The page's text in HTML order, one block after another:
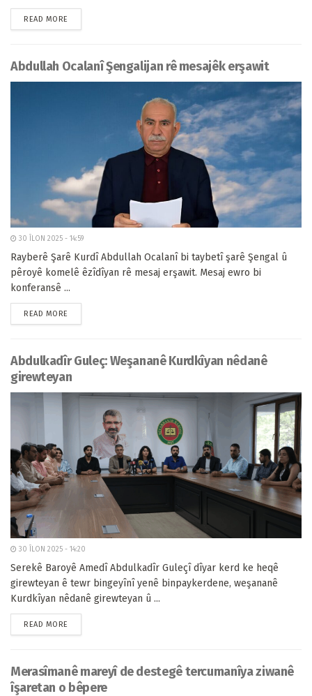
READ MORE
Abdullah Ocalanî Şengalijan rê mesajêk erşawit
30 ÎLON 2025 - 14:59
Rayberê Şarê Kurdî Abdullah Ocalanî bi taybetî şarê Şengal û
pêroyê komelê êzîdîyan rê mesaj erşawit. Mesaj ewro bi
konferansê ...
READ MORE
Abdulkadîr Guleç: Weşananê Kurdkîyan nêdanê
girewteyan
30 ÎLON 2025 - 14:20
Serekê Baroyê Amedî Abdulkadîr Guleçî dîyar kerd ke heqê
girewteyan ê tewr bingeyînî yenê binpaykerdene, weşananê
Kurdkîyan nêdanê girewteyan û ...
READ MORE
Merasîmanê mareyî de destegê tercumanîya ziwanê
îşaretan o bêpere